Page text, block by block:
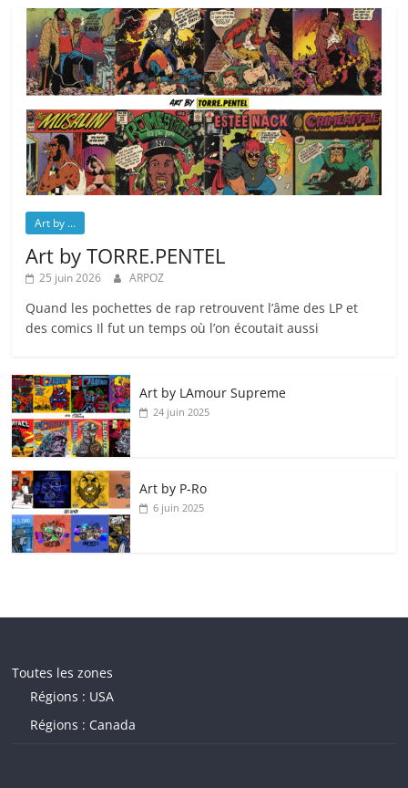
Art by ...
Art by TORRE.PENTEL
25 juin 2026 ARPOZ
Quand les pochettes de rap retrouvent l’âme des LP et
des comics Il fut un temps où l’on écoutait aussi
Art by LAmour Supreme
24 juin 2025
Art by P‑Ro
6 juin 2025
Toutes les zones
Régions : USA
Régions : Canada